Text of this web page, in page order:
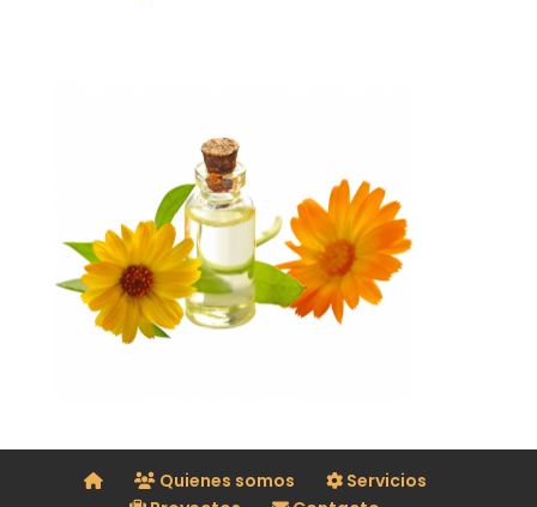
Quienes somos
Servicios